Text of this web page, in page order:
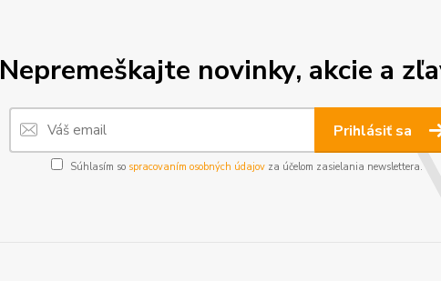
Nepremeškajte novinky, akcie a
Prihlásiť sa
Súhlasím so spracovaním osobných údajov za účelom zasielania newslettera.